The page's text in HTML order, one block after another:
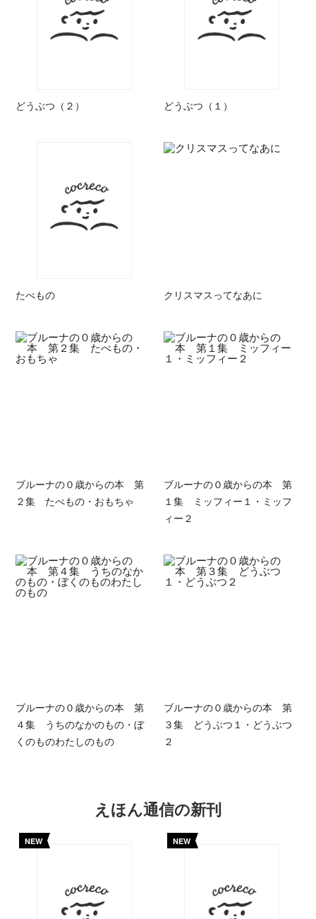
どうぶつ（２） どうぶつ（１）
たべもの クリスマスってなあに
ブルーナの０歳からの本 第
２集 たべもの・おもちゃ
ブルーナの０歳からの本 第
１集 ミッフィー１・ミッフ
ィー２
ブルーナの０歳からの本 第
４集 うちのなかのもの・ぼ
くのものわたしのもの
ブルーナの０歳からの本 第
３集 どうぶつ１・どうぶつ
２
えほん通信の新刊
NEW NEW